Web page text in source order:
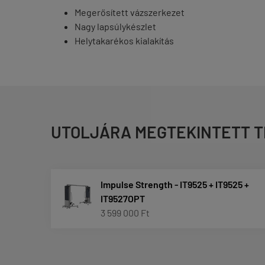
Megerősített vázszerkezet
Nagy lapsúlykészlet
Helytakarékos kialakítás
UTOLJÁRA MEGTEKINTETT
Impulse Strength - IT9525 + IT9525 +
IT9527OPT
3 599 000 Ft